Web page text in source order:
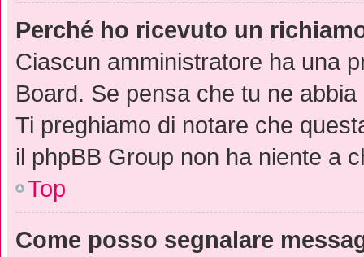
Perché ho ricevuto un
Ciascun amministratore ha una
Board. Se pensa che tu ne
Ti preghiamo di notare che
il phpBB Group non ha niente a
Top
Come posso segnalare